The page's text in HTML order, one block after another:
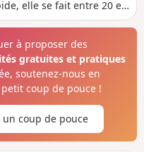
elle se fait entre 20 et
les promeneurs,
à proposer des
gratuites et pratiques
soutenez-nous en
coup de pouce !
un coup de pouce